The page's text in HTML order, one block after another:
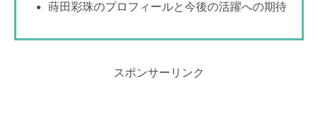
蒔田彩珠のプロフィールと今後の活躍への期待
スポンサーリンク